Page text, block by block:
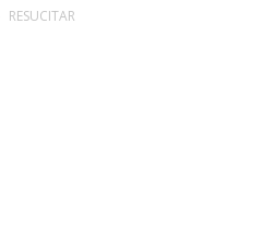
RESUCITAR